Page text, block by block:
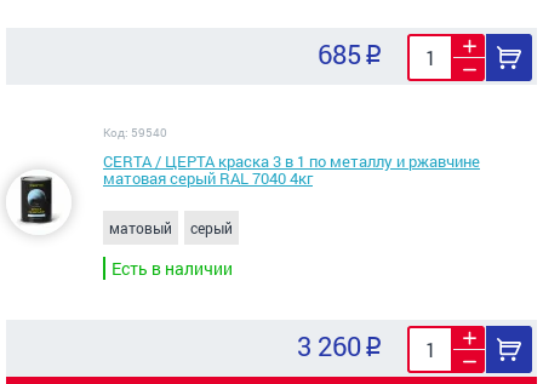
685
Код: 59540
CERTA / ЦЕРТА краска 3 в 1 по металлу и ржавчине
матовая серый RAL 7040 4кг
матовый серый
Есть в наличии
3 260